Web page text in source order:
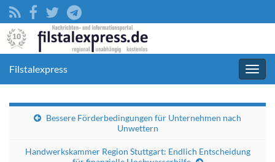
Filstalexpress
Bessere Förderbedingungen für Unternehmen nach
Unwettern
Handwerkskammer Region Stuttgart: Endlich Entscheidung